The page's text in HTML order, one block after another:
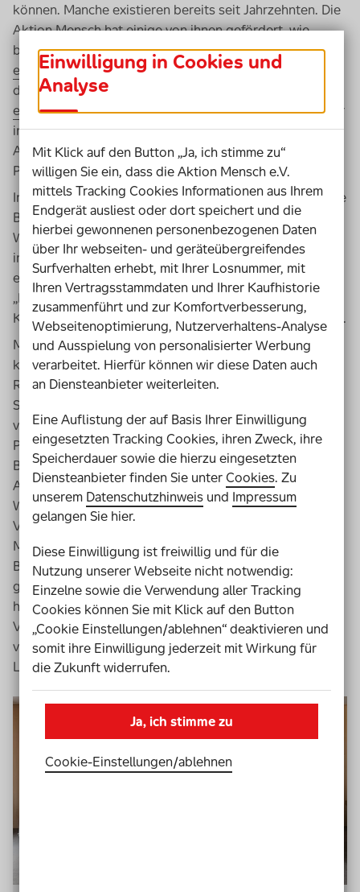
können. Manche existieren bereits seit Jahrzehnten. Die
Aktion Mensch hat einige von ihnen gefördert, wie
beispielsweise
eine inklusive Wohngemeinschaft in Dresden. und ist
dabei zusammen mit Partnern
ein ähnliches Projekt in Berlinselbst zu realisieren. Aber
insgesamt sind solche Modelle nach wie vor die
Ausnahme. Dabei ist das Interesse und die Nachfrage an
Plätzen in solchen Wohngruppen groß.
In Bayern haben deshalb im Sommer 2022 der Bayerische
Behindertenbeauftragte Holger Kiesel und der Verein
WOHN:SINN, der sich die Verbreitung der Idee
inklusiver Wohnformen auf die Fahnen geschrieben hat,
ein gemeinsames Projekt gestartet mit dem Titel
„Inklusives Wohnen in Bayern stärken“. Als
Kooperationspartner daran beteiligt: die Aktion Mensch.
Mit dem Projekt sollen Entscheidungsträger*innen
konkrete Maßnahmen aufgezeigt werden, wie sie die
Rahmenbedingungen und Voraussetzung für die
Schaffung inklusiver Wohnformen im Freistaat
verbessern können. Zu diesem Zweck haben die
Projekt-Initiator*innen fast 60 Exert*innen aus ganz
Bayern zusammengeholt: Menschen mit Behinderungen,
Angehörige, Gründerinnen und Gründer inklusiver
Wohnprojekte, Vertreterinnen und Vertreter von
Verbänden, Bezirken und Leistungserbringern,
Mitarbeiterinnen und Mitarbeiter verschiedener
Beratungsstellen, Akteurinnen und Akteure aus dem
genossenschaftlichen Wohnen. In mehreren Treffen
haben sie gemeinsam die Herausforderungen bei der
Verwirklichung von inklusivem Wohnen aus
verschiedenen Blickwinkeln beleuchtet und
Lösungsvorschläge erarbeitet.
Einwilligung in Cookies und
Analyse
Mit Klick auf den Button „Ja, ich stimme zu“
willigen Sie ein, dass die Aktion Mensch e.V.
mittels Tracking Cookies Informationen aus Ihrem
Endgerät ausliest oder dort speichert und die
hierbei gewonnenen personenbezogenen Daten
über Ihr webseiten- und geräteübergreifendes
Surfverhalten erhebt, mit Ihrer Losnummer, mit
Ihren Vertragsstammdaten und Ihrer Kaufhistorie
zusammenführt und zur Komfortverbesserung,
Webseitenoptimierung, Nutzerverhaltens-Analyse
und Ausspielung von personalisierter Werbung
verarbeitet. Hierfür können wir diese Daten auch
an Diensteanbieter weiterleiten.
Eine Auflistung der auf Basis Ihrer Einwilligung
eingesetzten Tracking Cookies, ihren Zweck, ihre
Speicherdauer sowie die hierzu eingesetzten
Diensteanbieter finden Sie unterCookies. Zu
unserem Datenschutzhinweis und Impressum
gelangen Sie hier.
Diese Einwilligung ist freiwillig und für die
Nutzung unserer Webseite nicht notwendig:
Einzelne sowie die Verwendung aller Tracking
Cookies können Sie mit Klick auf den Button
„Cookie Einstellungen/ablehnen“ deaktivieren und
somit ihre Einwilligung jederzeit mit Wirkung für
die Zukunft widerrufen.
Ja, ich stimme zu
Cookie-Einstellungen­/­ablehnen